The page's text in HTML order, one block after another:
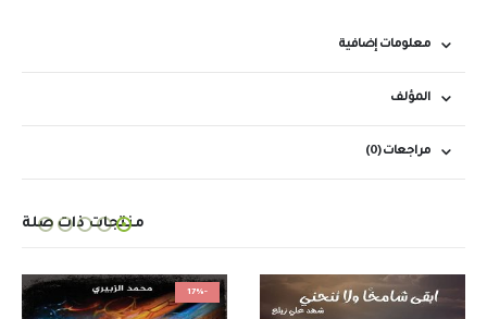
معلومات إضافية
المؤلف
مراجعات (0)
منتجات ذات صلة
-17%